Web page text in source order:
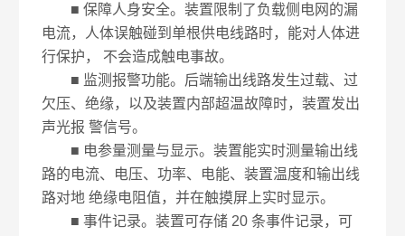
■ 保障人身安全。装置限制了负载侧电网的漏
电流，人体误触碰到单根供电线路时，能对人体进
行保护， 不会造成触电事故。
■ 监测报警功能。后端输出线路发生过载、过
欠压、绝缘，以及装置内部超温故障时，装置发出
声光报 警信号。
■ 电参量测量与显示。装置能实时测量输出线
路的电流、电压、功率、电能、装置温度和输出线
路对地 绝缘电阻值，并在触摸屏上实时显示。
■ 事件记录。装置可存储 20 条事件记录，可